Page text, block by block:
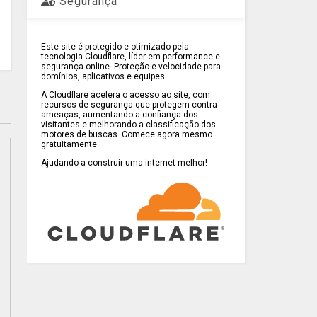
Este site é protegido e otimizado pela
tecnologia Cloudflare, líder em performance e
segurança online. Proteção e velocidade para
domínios, aplicativos e equipes.
A Cloudflare acelera o acesso ao site, com
recursos de segurança que protegem contra
ameaças, aumentando a confiança dos
visitantes e melhorando a classificação dos
motores de buscas. Comece agora mesmo
gratuitamente.
Ajudando a construir uma internet melhor!